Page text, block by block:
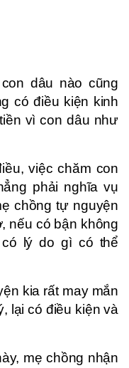
dâu nào cũng
có điều kiện kinh
vì con dâu như
việc chăm con
phải nghĩa vụ
chồng tự nguyện
nếu có bận không
lý do gì có thể
kia rất may mắn
lại có điều kiện và
mẹ chồng nhận